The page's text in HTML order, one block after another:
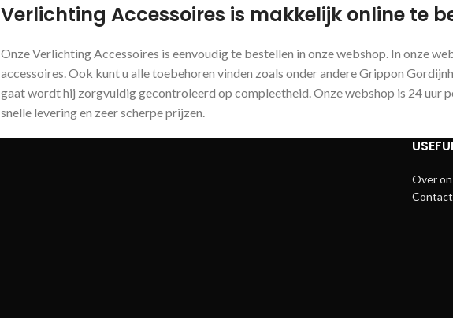
Verlichting Accessoires is makkelijk online te
Onze Verlichting Accessoires is eenvoudig te bestellen in onze webshop. In onze
accessoires. Ook kunt u alle toebehoren vinden zoals onder andere Grippon
gaat wordt hij zorgvuldig gecontroleerd op compleetheid. Onze webshop is 24 uur
snelle levering en zeer scherpe prijzen.
Over
Contact